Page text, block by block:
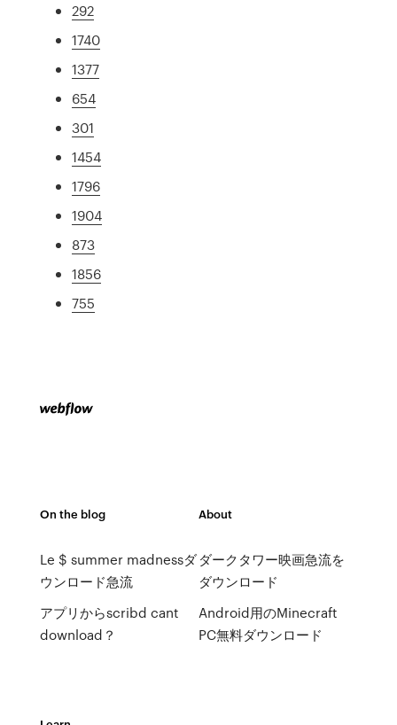
292
1740
1377
654
301
1454
1796
1904
873
1856
755
On the blog
Le $ summer madnessダ
ウンロード急流
アプリからscribd cant
download？
About
ダークタワー映画急流を
ダウンロード
Android用のMinecraft
PC無料ダウンロード